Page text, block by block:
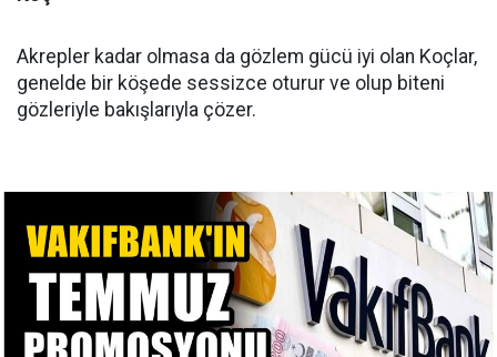
Akrepler kadar olmasa da gözlem gücü iyi olan Koçlar,
genelde bir köşede sessizce oturur ve olup biteni
gözleriyle bakışlarıyla çözer.